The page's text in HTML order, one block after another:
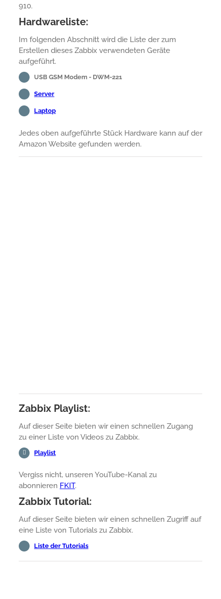
910.
Hardwareliste:
Im folgenden Abschnitt wird die Liste der zum
Erstellen dieses Zabbix verwendeten Geräte
aufgeführt.
USB GSM Modem - DWM-221
Server
Laptop
Jedes oben aufgeführte Stück Hardware kann auf der
Amazon Website gefunden werden.
Zabbix Playlist:
Auf dieser Seite bieten wir einen schnellen Zugang
zu einer Liste von Videos zu Zabbix.
Playlist
Vergiss nicht, unseren YouTube-Kanal zu
abonnieren FKIT.
Zabbix Tutorial:
Auf dieser Seite bieten wir einen schnellen Zugriff auf
eine Liste von Tutorials zu Zabbix.
Liste der Tutorials